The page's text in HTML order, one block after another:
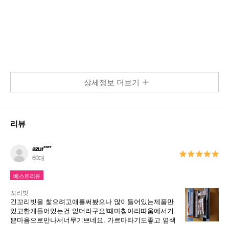
상세정보 더보기
리뷰
azur****
60대
베스트리뷰
꼬리빗
긴꼬리빗을 찿으려고애를써봤으나 많이들어있는제품만
있고한개들어있는건 없더라구요!때마침아리따움에서기
쁜마음으로만나서너무기쁘네요. 가르마타기도좋고 염색